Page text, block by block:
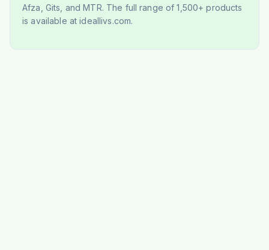
Afza, Gits, and MTR. The full range of 1,500+ products
is available at ideallivs.com.